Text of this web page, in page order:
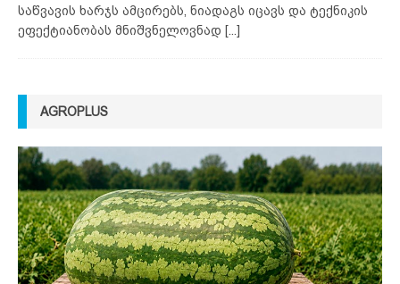
საწვავის ხარჯს ამცირებს, ნიადაგს იცავს და ტექნიკის
ეფექტიანობას მნიშვნელოვნად [...]
AGROPLUS